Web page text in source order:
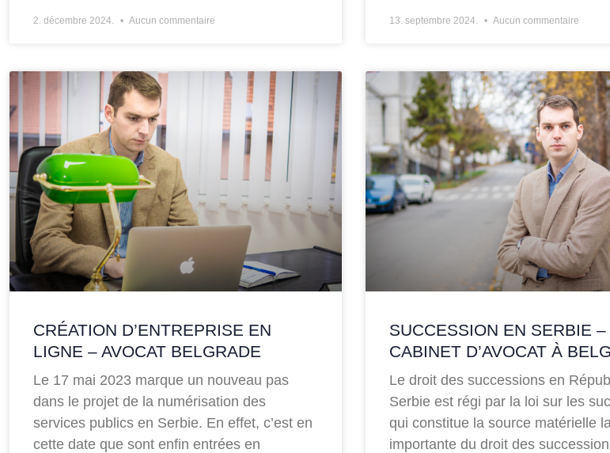
2. décembre 2024. Aucun commentaire 13. septembre 2024. Aucun commentaire
CRÉATION D’ENTREPRISE EN
LIGNE – AVOCAT BELGRADE
Le 17 mai 2023 marque un nouveau pas
dans le projet de la numérisation des
services publics en Serbie. En effet, c’est en
cette date que sont enfin entrées en
SUCCESSION EN SERBIE –
CABINET D’AVOCAT À
Le droit des successions en
Serbie est régi par la loi sur les
qui constitue la source matérielle
importante du droit des